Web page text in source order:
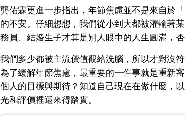
龔佑霖更進一步指出，年節焦慮並不是來自於
的不安。仔細想想，我們從小到大都被灌輸著
務員、結婚生子才算是別人眼中的人生圓滿，
我們多少都被主流價值觀給洗腦，所以才對沒
為了緩解年節焦慮，最重要的一件事就是重新
個人的目標與期待？知道自己現在在做什麼，
光和評價裡還來得踏實。